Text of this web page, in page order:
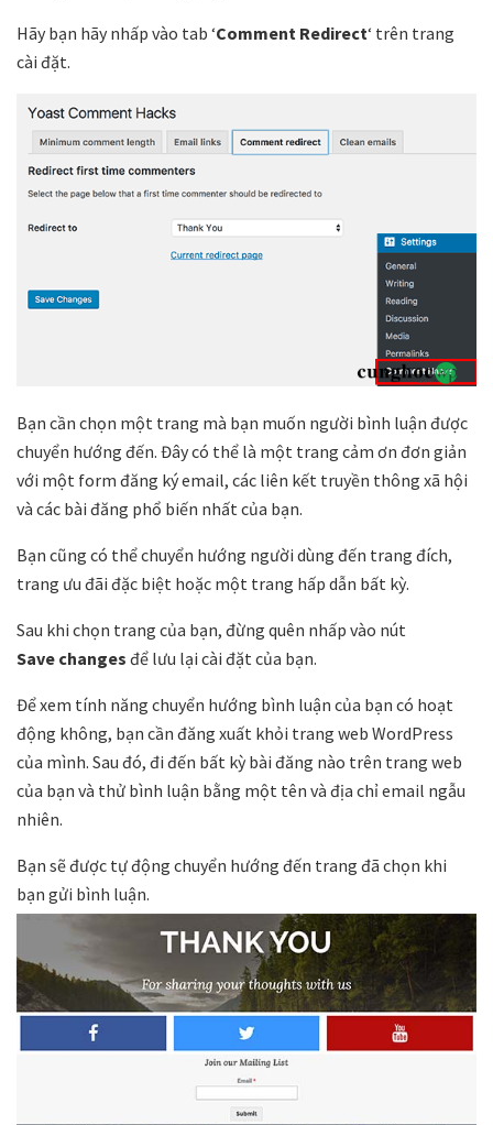
Hãy bạn hãy nhấp vào tab ‘Comment Redirect‘ trên trang
cài đặt.
Bạn cần chọn một trang mà bạn muốn người bình luận được
chuyển hướng đến. Đây có thể là một trang cảm ơn đơn giản
với một form đăng ký email, các liên kết truyền thông xã hội
và các bài đăng phổ biến nhất của bạn.
Bạn cũng có thể chuyển hướng người dùng đến trang đích,
trang ưu đãi đặc biệt hoặc một trang hấp dẫn bất kỳ.
Sau khi chọn trang của bạn, đừng quên nhấp vào nút
Save changes để lưu lại cài đặt của bạn.
Để xem tính năng chuyển hướng bình luận của bạn có hoạt
động không, bạn cần đăng xuất khỏi trang web WordPress
của mình. Sau đó, đi đến bất kỳ bài đăng nào trên trang web
của bạn và thử bình luận bằng một tên và địa chỉ email ngẫu
nhiên.
Bạn sẽ được tự động chuyển hướng đến trang đã chọn khi
bạn gửi bình luận.